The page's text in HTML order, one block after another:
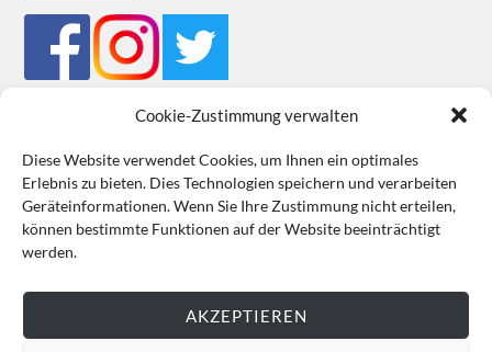
Cookie-Zustimmung verwalten
Diese Website verwendet Cookies, um Ihnen ein optimales
Erlebnis zu bieten. Dies Technologien speichern und verarbeiten
Geräteinformationen. Wenn Sie Ihre Zustimmung nicht erteilen,
können bestimmte Funktionen auf der Website beeinträchtigt
werden.
AKZEPTIEREN
Mein Bestellkonto Kundeninformationen Datenschutz
Cookie-Richtlinie (EU) Impressum
VERTRAG WIDERRUFEN